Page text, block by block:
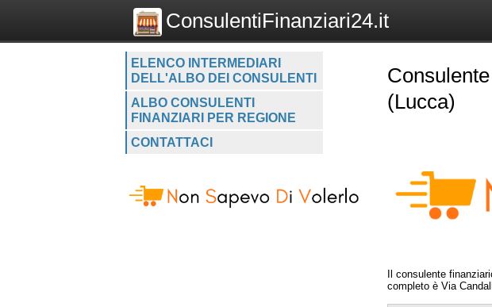
ConsulentiFinanziari24.it
ELENCO INTERMEDIARI
DELL'ALBO DEI CONSULENTI
ALBO CONSULENTI
FINANZIARI PER REGIONE
CONTATTACI
(Lucca)
Il consulente
completo è Via